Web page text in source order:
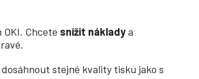
Chcete snížit nákladya
dosáhnout stejné kvality tisku jako s